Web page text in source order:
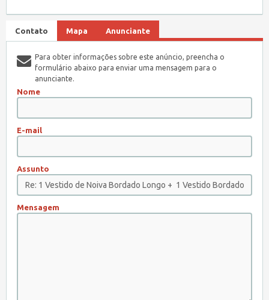
Contato Mapa Anunciante
Para obter informações sobre este anúncio, preencha o
formulário abaixo para enviar uma mensagem para o
anunciante.
Nome
E-mail
Assunto
Mensagem